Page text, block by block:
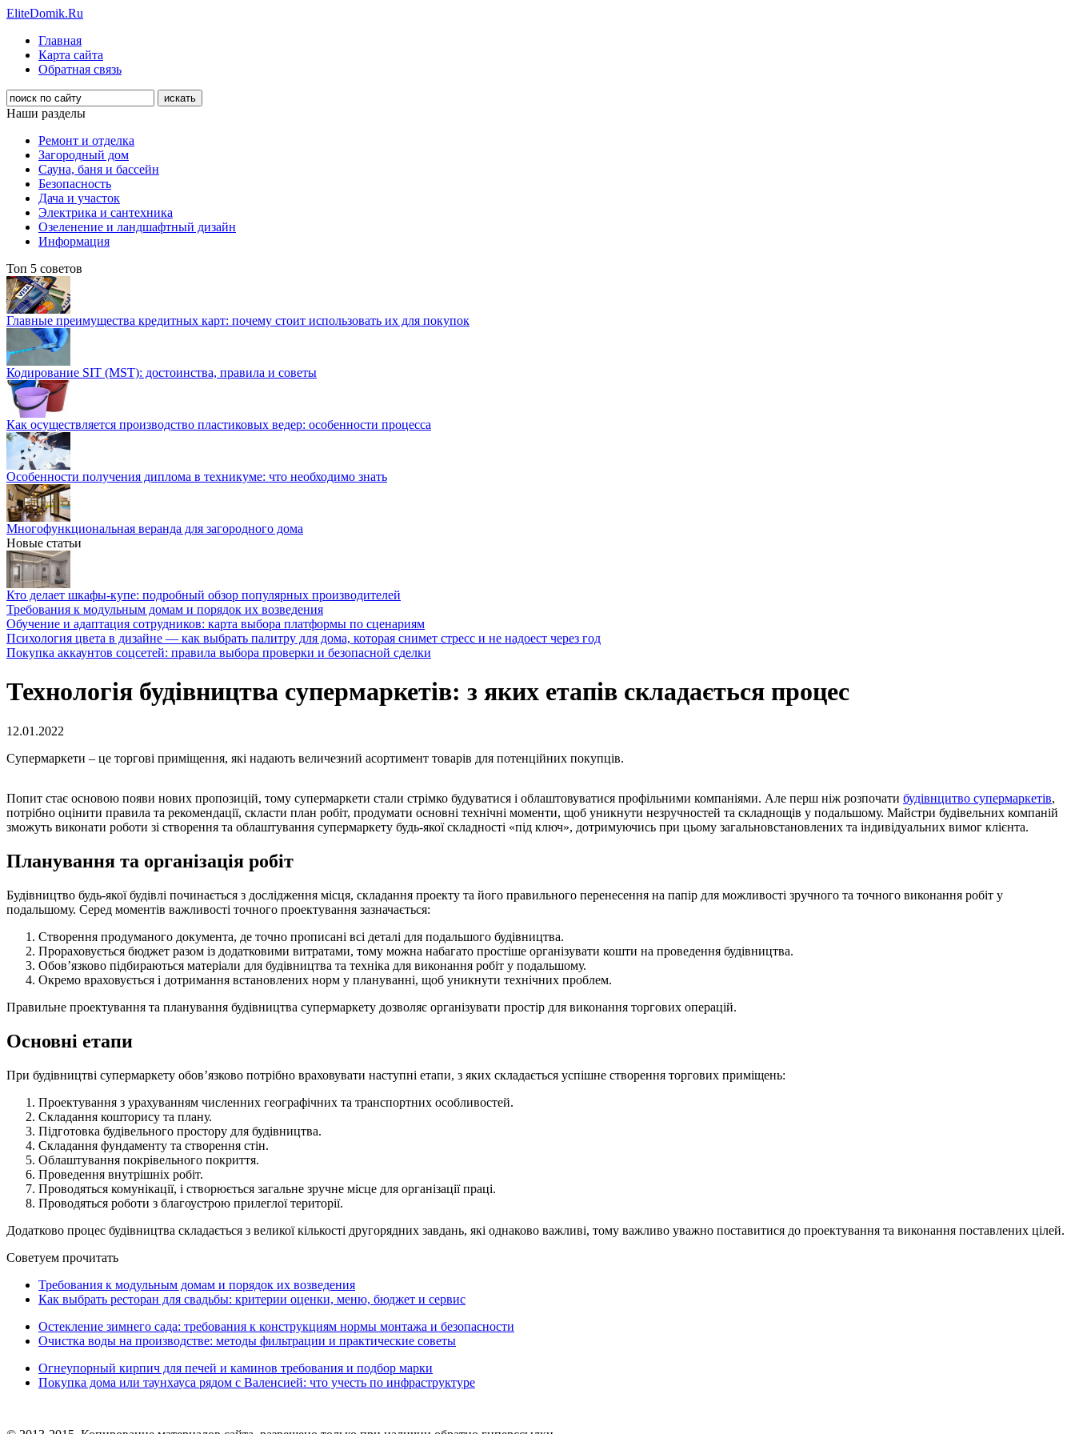
EliteDomik.Ru
Главная
Карта сайта
Обратная связь
Наши разделы
Ремонт и отделка
Загородный дом
Сауна, баня и бассейн
Безопасность
Дача и участок
Электрика и сантехника
Озеленение и ландшафтный дизайн
Информация
Топ 5 советов
Главные преимущества кредитных карт: почему стоит использовать их для покупок
Кодирование SIT (MST): достоинства, правила и советы
Как осуществляется производство пластиковых ведер: особенности процесса
Особенности получения диплома в техникуме: что необходимо знать
Многофункциональная веранда для загородного дома
Новые статьи
Кто делает шкафы-купе: подробный обзор популярных производителей
Требования к модульным домам и порядок их возведения
Обучение и адаптация сотрудников: карта выбора платформы по сценариям
Психология цвета в дизайне — как выбрать палитру для дома, которая снимет стресс и не надоест через год
Покупка аккаунтов соцсетей: правила выбора проверки и безопасной сделки
Технологія будівництва супермаркетів: з яких етапів складається процес
12.01.2022
Супермаркети – це торгові приміщення, які надають величезний асортимент товарів для потенційних покупців.
Попит стає основою появи нових пропозицій, тому супермаркети стали стрімко будуватися і облаштовуватися профільними компаніями. Але перш ніж розпочати будівнцитво супермаркетів,
потрібно оцінити правила та рекомендації, скласти план робіт, продумати основні технічні моменти, щоб уникнути незручностей та складнощів у подальшому. Майстри будівельних компаній
зможуть виконати роботи зі створення та облаштування супермаркету будь-якої складності «під ключ», дотримуючись при цьому загальновстановлених та індивідуальних вимог клієнта.
Планування та організація робіт
Будівництво будь-якої будівлі починається з дослідження місця, складання проекту та його правильного перенесення на папір для можливості зручного та точного виконання робіт у
подальшому. Серед моментів важливості точного проектування зазначається:
Створення продуманого документа, де точно прописані всі деталі для подальшого будівництва.
Прораховується бюджет разом із додатковими витратами, тому можна набагато простіше організувати кошти на проведення будівництва.
Обов’язково підбираються матеріали для будівництва та техніка для виконання робіт у подальшому.
Окремо враховується і дотримання встановлених норм у плануванні, щоб уникнути технічних проблем.
Правильне проектування та планування будівництва супермаркету дозволяє організувати простір для виконання торгових операцій.
Основні етапи
При будівництві супермаркету обов’язково потрібно враховувати наступні етапи, з яких складається успішне створення торгових приміщень:
Проектування з урахуванням численних географічних та транспортних особливостей.
Складання кошторису та плану.
Підготовка будівельного простору для будівництва.
Складання фундаменту та створення стін.
Облаштування покрівельного покриття.
Проведення внутрішніх робіт.
Проводяться комунікації, і створюється загальне зручне місце для організації праці.
Проводяться роботи з благоустрою прилеглої території.
Додатково процес будівництва складається з великої кількості другорядних завдань, які однаково важливі, тому важливо уважно поставитися до проектування та виконання поставлених цілей.
Советуем прочитать
Требования к модульным домам и порядок их возведения
Как выбрать ресторан для свадьбы: критерии оценки, меню, бюджет и сервис
Остекление зимнего сада: требования к конструкциям нормы монтажа и безопасности
Очистка воды на производстве: методы фильтрации и практические советы
Огнеупорный кирпич для печей и каминов требования и подбор марки
Покупка дома или таунхауса рядом с Валенсией: что учесть по инфраструктуре